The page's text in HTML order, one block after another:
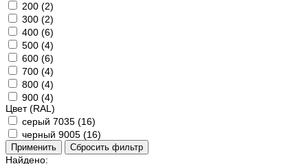
200 (2)
300 (2)
400 (6)
500 (4)
600 (6)
700 (4)
800 (4)
900 (4)
Цвет (RAL)
серый 7035 (16)
черный 9005 (16)
Найдено: